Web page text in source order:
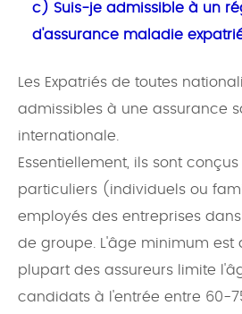
c) Suis-je admissible à un
d'assurance maladie
Les Expatriés de toutes
admissibles à une assurance
internationale.
Essentiellement, ils sont
particuliers (individuels ou
employés des entreprises
de groupe. L'âge minimum est
plupart des assureurs limite
candidats à l'entrée entre 60-